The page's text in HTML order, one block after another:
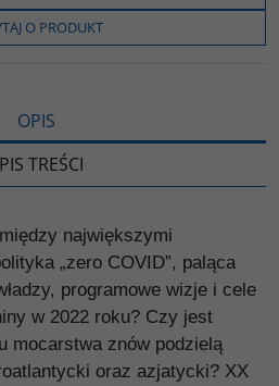
e
l
s
O PRODUKT
OPIS
TREŚCI
największymi
„zero COVID”, paląca
programowe wizje i cele
w 2022 roku? Czy jest
mocarstwa znów podzielą
oraz azjatycki? XX